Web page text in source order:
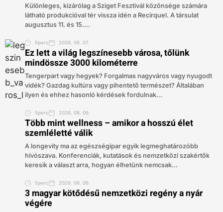
Különleges, kizárólag a Sziget Fesztivál közönsége számára
látható produkcióval tér vissza idén a Recirquel. A társulat
augusztus 11. és 15....
5perc 2026. 08. 07.
Ez lett a világ legszínesebb városa, tőlünk
mindössze 3000 kilométerre
Tengerpart vagy hegyek? Forgalmas nagyváros vagy nyugodt
vidék? Gazdag kultúra vagy pihentető természet? Általában
ilyen és ehhez hasonló kérdések fordulnak...
5perc 2026. 08. 06.
Több mint wellness – amikor a hosszú élet
szemléletté válik
A longevity ma az egészségipar egyik legmeghatározóbb
hívószava. Konferenciák, kutatások és nemzetközi szakértők
keresik a választ arra, hogyan élhetünk nemcsak...
5perc 2026. 08. 06.
3 magyar kötődésű nemzetközi regény a nyár
végére